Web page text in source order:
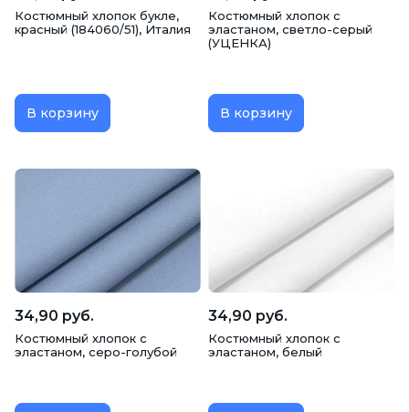
Костюмный хлопок букле,
красный (184060/51), Италия
В корзину
Костюмный хлопок с
эластаном, светло-серый
(УЦЕНКА)
В корзину
34,90 руб.
Костюмный хлопок с
эластаном, серо-голубой
34,90 руб.
Костюмный хлопок с
эластаном, белый